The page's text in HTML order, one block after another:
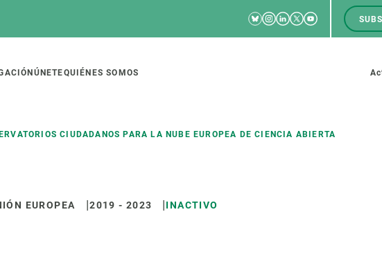
RRSS
Bluesky
Instagram
Linkedin
TwitterYoutube
ÚNETEQUIÉNES SOMOS
CIUDADANOS PARA LA NUBE EUROPEA DE CIENCIA ABIERTA
EUROPEA 2019 -2023 INACTIVO
INVESTIGACIÓN CIENCIA EN ACCIÓN